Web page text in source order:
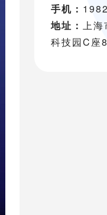
手机：
地址：上海
科技园C座